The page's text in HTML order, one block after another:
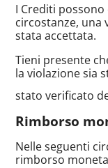
I Crediti
circostanze, una
stata accettata.
Tieni presente
la violazione sia
stato verificato
Rimborso
Nelle seguenti
rimborso